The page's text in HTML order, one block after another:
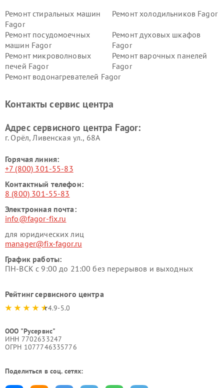
Ремонт стиральных машин
Fagor
Ремонт холодильников Fagor
Ремонт посудомоечных
машин Fagor
Ремонт духовых шкафов
Fagor
Ремонт микроволновых
печей Fagor
Ремонт варочных панелей
Fagor
Ремонт водонагревателей Fagor
Контакты сервис центра
Адрес сервисного центра Fagor:
г. Орёл, Ливенская ул., 68А
Горячая линия:
+7 (800) 301-55-83
Контактный телефон:
8 (800) 301-55-83
Электронная почта:
info@fagor-fix.ru
для юридических лиц
manager@fix-fagor.ru
График работы:
ПН-ВСК с 9:00 до 21:00 без перерывов и выходных
Рейтинг сервисного центра
4.9-5.0
ООО "Русервис"
ИНН 7702633247
ОГРН 1077746335776
Поделиться в соц. сетях: